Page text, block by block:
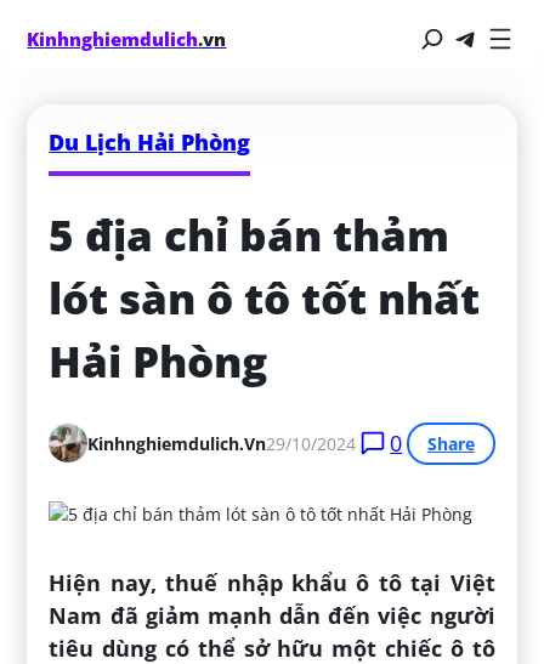
Kinhnghiemdulich.vn
Du Lịch Hải Phòng
5 địa chỉ bán thảm
lót sàn ô tô tốt nhất
Hải Phòng
Kinhnghiemdulich.vn29/10/2024 0 Share
Hiện nay, thuế nhập khẩu ô tô tại Việt
Nam đã giảm mạnh dẫn đến việc người
tiêu dùng có thể sở hữu một chiếc ô tô